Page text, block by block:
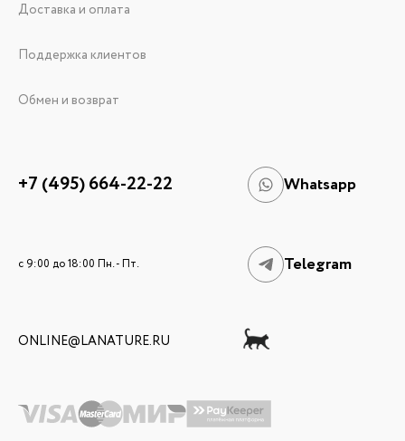
Доставка и оплата
Поддержка клиентов
Обмен и возврат
+7 (495) 664-22-22 Whatsapp
c 9:00 до 18:00 Пн. - Пт. Telegram
ONLINE@LANATURE.RU